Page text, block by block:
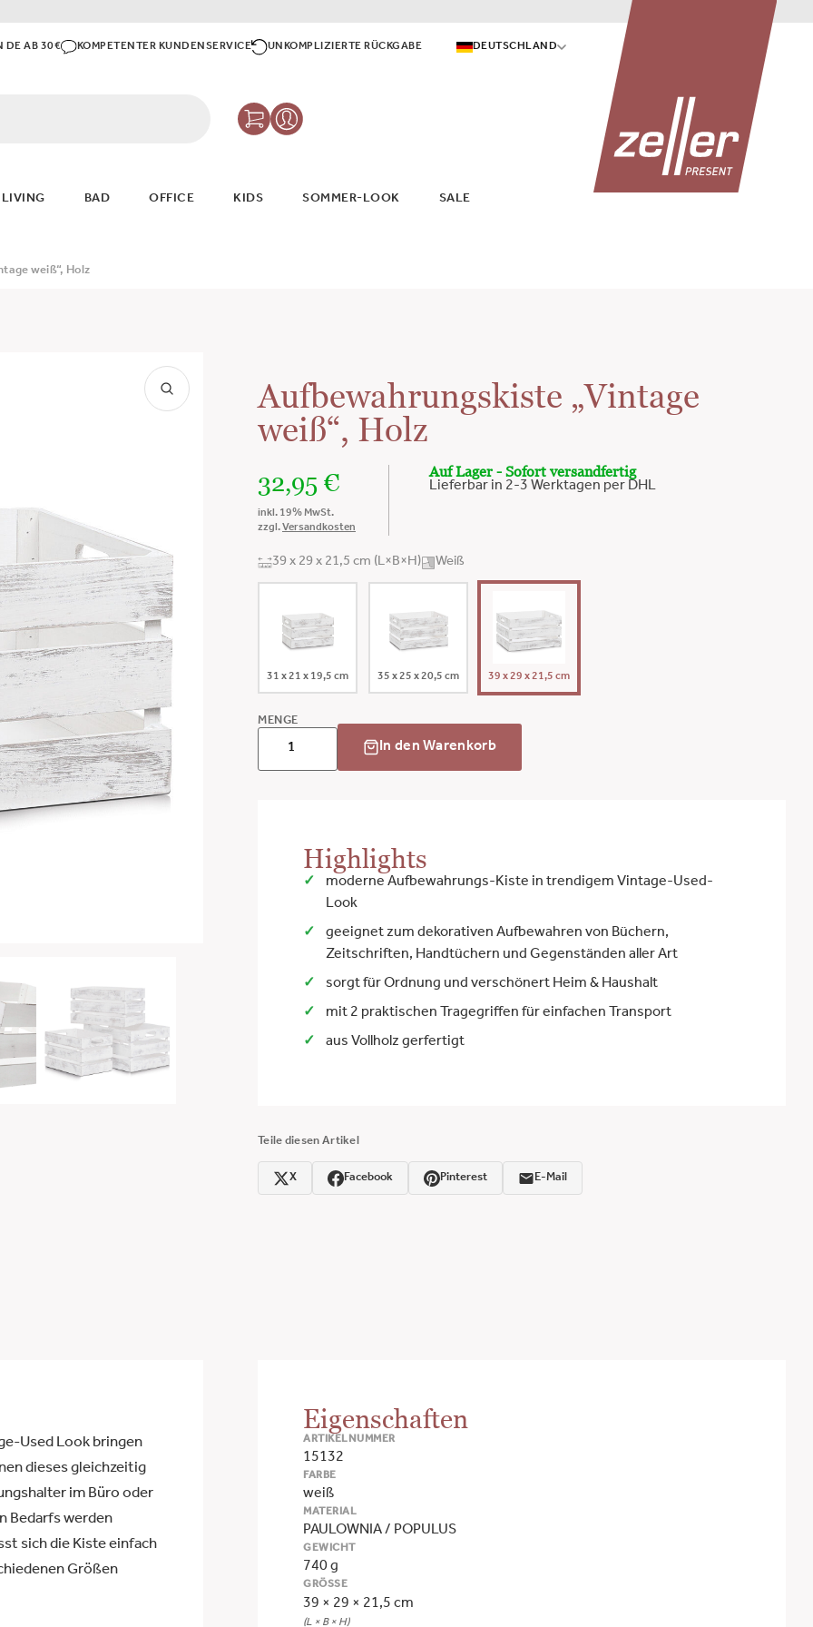
DE AB 30€ KOMPETENTER KUNDENSERVICE UNKOMPLIZIERTE RÜCKGABE DEUTSCHLAND
BAD OFFICE KIDS SOMMER-LOOK SALE
weiß“, Holz
Aufbewahrungskiste „Vintage
weiß“, Holz
32,95 €
inkl. 19% MwSt.
zzgl. Versandkosten
Auf Lager - Sofort versandfertig
Lieferbar in 2-3 Werktagen per DHL
39 x 29 x 21,5 cm (L×B×H) Weiß
31 x 21 x 19,5 cm 35 x 25 x 20,5 cm 39 x 29 x 21,5 cm
MENGE
In den Warenkorb
Highlights
moderne Aufbewahrungs-Kiste in trendigem Vintage-Used-
Look
geeignet zum dekorativen Aufbewahren von Büchern,
Zeitschriften, Handtüchern und Gegenständen aller Art
sorgt für Ordnung und verschönert Heim & Haushalt
mit 2 praktischen Tragegriffen für einfachen Transport
aus Vollholz gerfertigt
Teile diesen Artikel
X Facebook Pinterest E-Mail
Used Look bringen
dieses gleichzeitig
im Büro oder
Bedarfs werden
sich die Kiste einfach
Größen
Eigenschaften
ARTIKELNUMMER
15132
FARBE
weiß
MATERIAL
PAULOWNIA / POPULUS
GEWICHT
740 g
GRÖSSE
39 × 29 × 21,5 cm
(L × B × H)